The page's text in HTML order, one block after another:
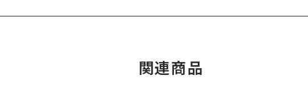
関連商品